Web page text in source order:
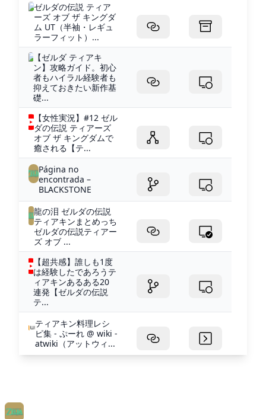
ゼルダの伝説 ティア
ーズ オブ ザ キングダ
ム UT（半袖・レギュ
ラーフィット）...
【ゼルダ ティアキ
ン】攻略ガイド。初心
者もハイラル経験者も
抑えておきたい新作基
礎...
【女性実況】#12 ゼル
ダの伝説 ティアーズ
オブ ザ キングダムで
癒される【テ...
Página no
encontrada –
BLACKSTONE
龍の泪 ゼルダの伝説
ティアキンまとめっち
ゼルダの伝説ティアー
ズ オブ ...
【超共感】誰しも1度
は経験したであろうテ
ィアキンあるある20
連発【ゼルダの伝説
テ...
ティアキン料理レシ
ピ集 - ぷーれ @ wiki -
atwiki（アットウィ...